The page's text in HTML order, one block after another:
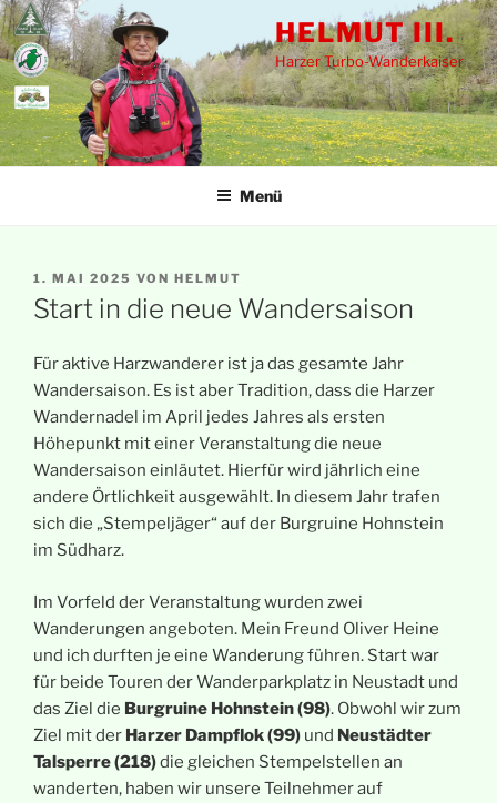
Zum
Inhalt
springen
HELMUT III.
Harzer Turbo-Wanderkaiser
Menü
VERÖFFENTLICHT
AM
1. MAI 2025 VON HELMUT
Start in die neue Wandersaison
Für aktive Harzwanderer ist ja das gesamte Jahr
Wandersaison. Es ist aber Tradition, dass die Harzer
Wandernadel im April jedes Jahres als ersten
Höhepunkt mit einer Veranstaltung die neue
Wandersaison einläutet. Hierfür wird jährlich eine
andere Örtlichkeit ausgewählt. In diesem Jahr trafen
sich die „Stempeljäger“ auf der Burgruine Hohnstein
im Südharz.
Im Vorfeld der Veranstaltung wurden zwei
Wanderungen angeboten. Mein Freund Oliver Heine
und ich durften je eine Wanderung führen. Start war
für beide Touren der Wanderparkplatz in Neustadt und
das Ziel die Burgruine Hohnstein (98). Obwohl wir zum
Ziel mit der Harzer Dampflok (99) und Neustädter
Talsperre (218)die gleichen Stempelstellen an
wanderten, haben wir unsere Teilnehmer auf